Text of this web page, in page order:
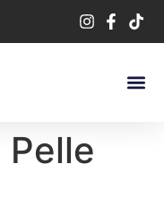
Pelle